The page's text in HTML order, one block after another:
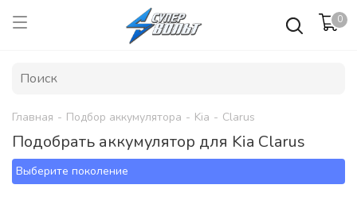
0
Главная - Подбор аккумулятора - Kia - Clarus
Подобрать аккумулятор для Kia Clarus
Выберите поколение